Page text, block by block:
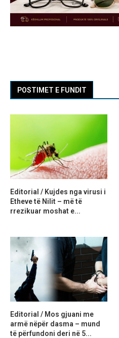
POSTIMET E FUNDIT
Editorial / Kujdes nga virusi i
Etheve të Nilit – më të
rrezikuar moshat e...
Editorial / Mos gjuani me
armë nëpër dasma – mund
të përfundoni deri në 5...